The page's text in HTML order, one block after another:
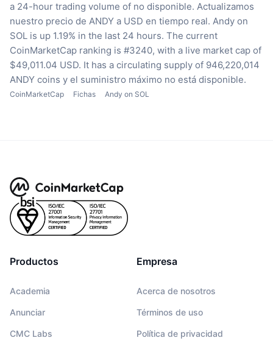
a 24-hour trading volume of no disponible. Actualizamos
nuestro precio de ANDY a USD en tiempo real. Andy on
SOL is up 1.19% in the last 24 hours. The current
CoinMarketCap ranking is #3240, with a live market cap of
$49,011.04 USD. It has a circulating supply of 946,220,014
ANDY coins y el suministro máximo no está disponible.
CoinMarketCap Fichas Andy on SOL
Productos
Academia
Anunciar
CMC Labs
Empresa
Acerca de nosotros
Términos de uso
Política de privacidad